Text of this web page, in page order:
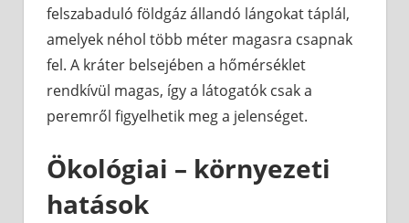
felszabaduló földgáz állandó lángokat táplál,
amelyek néhol több méter magasra csapnak
fel. A kráter belsejében a hőmérséklet
rendkívül magas, így a látogatók csak a
peremről figyelhetik meg a jelenséget.
Ökológiai – környezeti
hatások